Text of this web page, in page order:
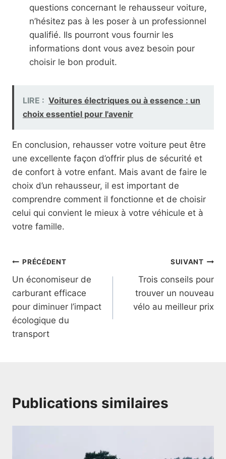
questions concernant le rehausseur voiture,
n’hésitez pas à les poser à un professionnel
qualifié. Ils pourront vous fournir les
informations dont vous avez besoin pour
choisir le bon produit.
LIRE : Voitures électriques ou à essence : un
choix essentiel pour l'avenir
En conclusion, rehausser votre voiture peut être
une excellente façon d’offrir plus de sécurité et
de confort à votre enfant. Mais avant de faire le
choix d’un rehausseur, il est important de
comprendre comment il fonctionne et de choisir
celui qui convient le mieux à votre véhicule et à
votre famille.
Navigation
de
l’article
PRÉCÉDENT
Un économiseur de
carburant efficace
pour diminuer l’impact
écologique du
transport
SUIVANT
Trois conseils pour
trouver un nouveau
vélo au meilleur prix
Publications similaires